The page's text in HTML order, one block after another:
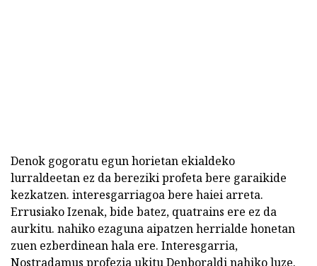
Denok gogoratu egun horietan ekialdeko
lurraldeetan ez da bereziki profeta bere garaikide
kezkatzen. interesgarriagoa bere haiei arreta.
Errusiako Izenak, bide batez, quatrains ere ez da
aurkitu. nahiko ezaguna aipatzen herrialde honetan
zuen ezberdinean hala ere. Interesgarria,
Nostradamus profezia ukitu Denboraldi nahiko luze.